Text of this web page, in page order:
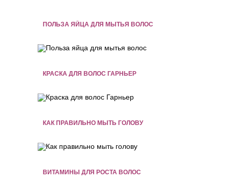
ПОЛЬЗА ЯЙЦА ДЛЯ МЫТЬЯ ВОЛОС
КРАСКА ДЛЯ ВОЛОС ГАРНЬЕР
КАК ПРАВИЛЬНО МЫТЬ ГОЛОВУ
ВИТАМИНЫ ДЛЯ РОСТА ВОЛОС